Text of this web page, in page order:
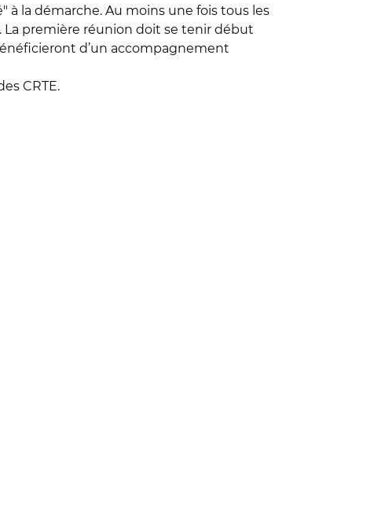
la démarche. Au moins une fois tous les
La première réunion doit se tenir début
d’un accompagnement
CRTE.